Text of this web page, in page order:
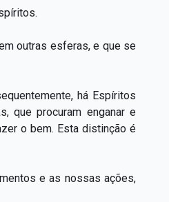
outras esferas, e que se
há Espíritos
que procuram enganar e
o bem. Esta distinção é
e as nossas ações,